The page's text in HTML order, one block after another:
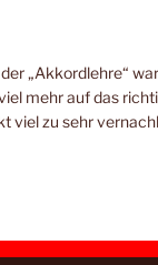
„Akkordlehre“
mehr auf das
viel zu sehr